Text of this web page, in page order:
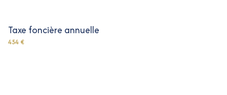
Taxe foncière annuelle
454 €